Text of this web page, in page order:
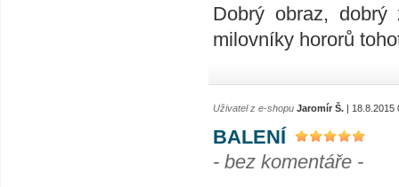
Dobrý obraz,
milovníky hororů
Uživatel z e-shopu Jaromír Š. | 18.8.2015
BALENÍ
- bez komentáře -